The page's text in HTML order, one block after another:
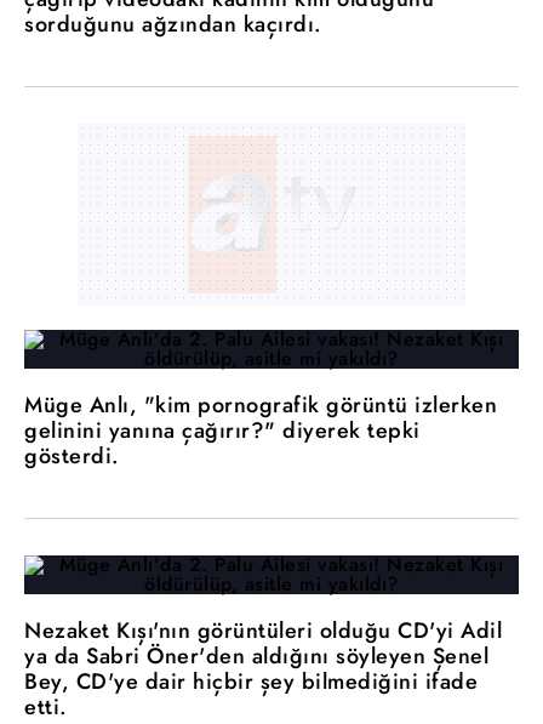
sorduğunu ağzından kaçırdı.
Müge Anlı, "kim pornografik görüntü izlerken
gelinini yanına çağırır?" diyerek tepki
gösterdi.
Nezaket Kışı'nın görüntüleri olduğu CD'yi Adil
ya da Sabri Öner'den aldığını söyleyen Şenel
Bey, CD'ye dair hiçbir şey bilmediğini ifade
etti.